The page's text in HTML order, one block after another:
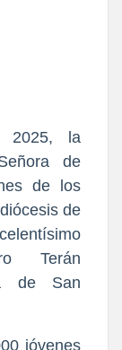
2025, la
de
de los
de
Terán
de San
jóvenes